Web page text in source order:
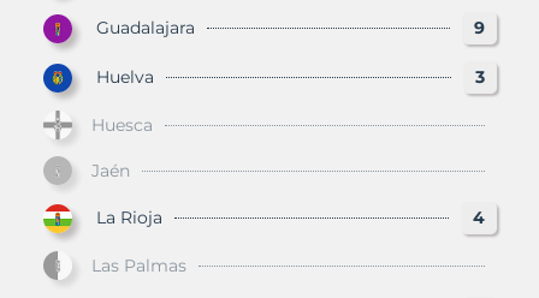
Guadalajara 9
Huelva 3
Huesca
Jaén
La Rioja 4
Las Palmas